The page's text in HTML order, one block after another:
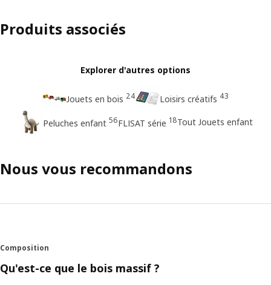
Produits associés
Explorer d'autres options
Jouets en bois 24 Loisirs créatifs 43
Peluches enfant 56FLISAT série 18Tout Jouets enfant
Nous vous recommandons
Composition
Qu'est-ce que le bois massif ?